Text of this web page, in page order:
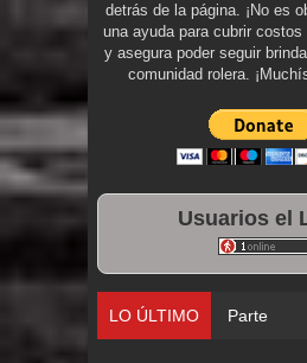
detrás de la página. ¡No es
una ayuda para cubrir
y asegura poder seguir
comunidad rolera.
Usuarios el
LO ÚLTIMO Parte 01: